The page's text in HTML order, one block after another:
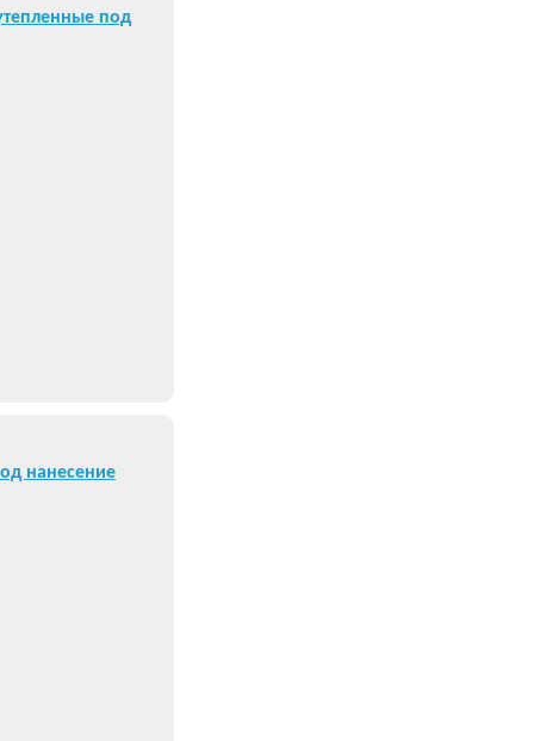
под
нанесение